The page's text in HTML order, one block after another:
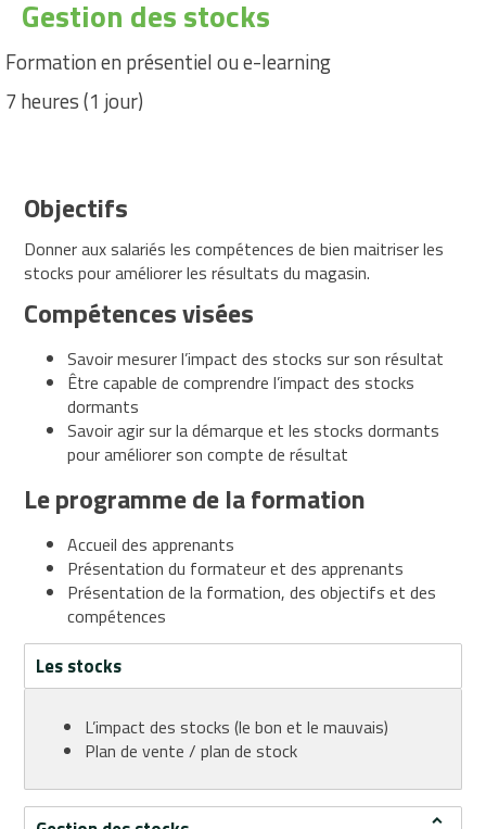
Catalogue
de
formations
Management
Humaines
Formations
Obligatoires
Hygiène
Formations
Point
Développement
Formations
Rayons
Compléments
alimentaires
Cosmétique
Gestion des stocks
Formation en présentiel ou e-learning
7 heures (1 jour)
Objectifs
Donner aux salariés les compétences de bien maitriser les
stocks pour améliorer les résultats du magasin.
Compétences visées
Savoir mesurer l’impact des stocks sur son résultat
Être capable de comprendre l’impact des stocks
dormants
Savoir agir sur la démarque et les stocks dormants
pour améliorer son compte de résultat
Le programme de la formation
Accueil des apprenants
Présentation du formateur et des apprenants
Présentation de la formation, des objectifs et des
compétences
Les stocks
L’impact des stocks (le bon et le mauvais)
Plan de vente / plan de stock